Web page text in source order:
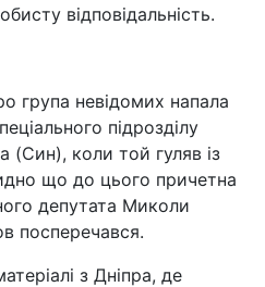
відповідальність.
група невідомих напала
підрозділу
(Син), коли той гуляв із
що до цього причетна
депутата Миколи
посперечався.
з Дніпра, де